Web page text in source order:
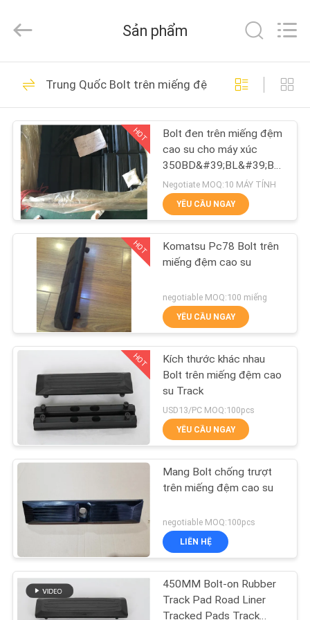
NHÀ
CÁC
SẢN
PHẨM
VỀ
CHÚNG
THAM
QUAN
NHÀ
MÁY
KIỂM
SOÁT
CHẤT
LIÊN
HỆ
CHÚNG
TÔI
Industrial
Rights
Excavator Rubber
Tracks
164
Đường cao su nông
nghiệp
72
Track Tracker
Rubber Tracks
46
Bản nhạc cao su
Dumper
Sản phẩm
Trung Quốc Bolt trên miếng đệm cao su
HOT
Bolt đen trên miếng đệm
cao su cho máy xúc
350BD&#39;BL&#39;BR
/ 380B / 400B&#39;BLR
Chiều rộng 135mm
Negotiate MOQ:10 MÁY TÍNH
YÊU CẦU NGAY
HOT
Komatsu Pc78 Bolt trên
miếng đệm cao su
negotiable MOQ:100 miếng
YÊU CẦU NGAY
HOT
Kích thước khác nhau
Bolt trên miếng đệm cao
su Track
USD13/PC MOQ:100pcs
YÊU CẦU NGAY
Mang Bolt chống trượt
trên miếng đệm cao su
negotiable MOQ:100pcs
LIÊN HỆ
450MM Bolt-on Rubber
Track Pad Road Liner
Tracked Pads Track